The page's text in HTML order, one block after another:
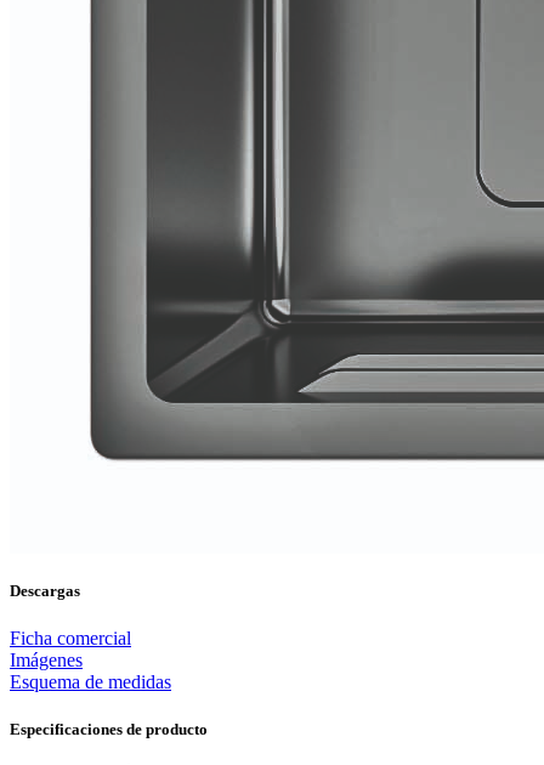
Descargas
Ficha comercial
Imágenes
Esquema de medidas
Especificaciones de producto